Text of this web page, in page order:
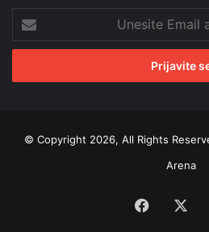
Unesite
Email
adresu
© Copyright 2026, All Rights
Arena